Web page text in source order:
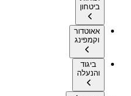
ביטחון
אאוטדור
וקמפינג
ביגוד
והנעלה